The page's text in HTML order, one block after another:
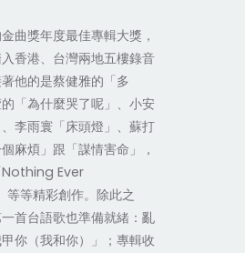
曲獎年度最佳專輯大獎，
香港、台灣兩地五樓錄音
他的是蔡健雅的「多
「為什麼哭了呢」、小安
、李雨寰「床頭燈」、蘇打
麻煩」跟「謀情害命」，
Nothing Ever
等精彩創作。除此之
首台語歌也準備就緒：亂
你（我和你）」；專輯收